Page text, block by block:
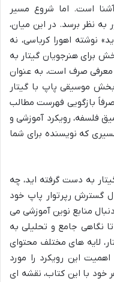
است. اما شروع مسیر
به نظر برسد. در این میان،
نوشته اهورا کرباسی، نه
برای هنرجویان گیتار به
معرفی صرف است، به عنوان
موسیقی پاپ با گیتار
بازگویی فهرست مطالب
فلسفه، رویکرد آموزشی و
که نویسنده برای شما
به دست گرفته اید، چه
گسترش رپرتوار پاپ خود
منابع نوین آموزشی می
نگاهی جامع و تحلیلی به
لایه های مختلف محتوای
این رویکرد را مورد
خود با این کتاب، نقشه ای